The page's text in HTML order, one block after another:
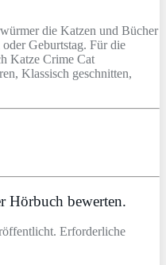
die Katzen und Bücher
Geburtstag. Für die
Katze Crime Cat
Klassisch geschnitten,
Hörbuch bewerten.
Erforderliche